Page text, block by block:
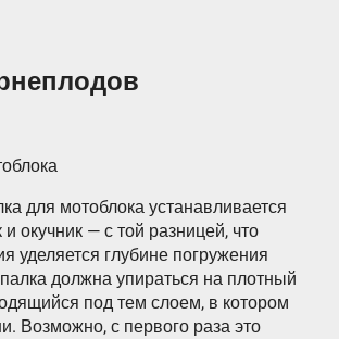
для мотоблока устанавливается
и окучник — с той разницей, что
уделяется глубине погружения
должна упираться на плотный
под тем слоем, в котором
Возможно, с первого раза это